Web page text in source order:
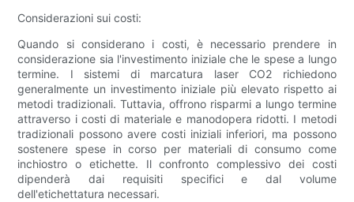
Considerazioni sui costi:
Quando si considerano i costi, è necessario prendere in
considerazione sia l'investimento iniziale che le spese a lungo
termine. I sistemi di marcatura laser CO2 richiedono
generalmente un investimento iniziale più elevato rispetto ai
metodi tradizionali. Tuttavia, offrono risparmi a lungo termine
attraverso i costi di materiale e manodopera ridotti. I metodi
tradizionali possono avere costi iniziali inferiori, ma possono
sostenere spese in corso per materiali di consumo come
inchiostro o etichette. Il confronto complessivo dei costi
dipenderà dai requisiti specifici e dal volume
dell'etichettatura necessari.